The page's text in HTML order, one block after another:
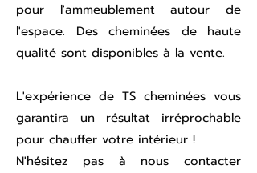
pour l'ammeublement autour de
l'espace. Des cheminées de haute
qualité sont disponibles à la vente.
L'expérience de TS cheminées vous
garantira un résultat irréprochable
pour chauffer votre intérieur !
N'hésitez pas à nous contacter